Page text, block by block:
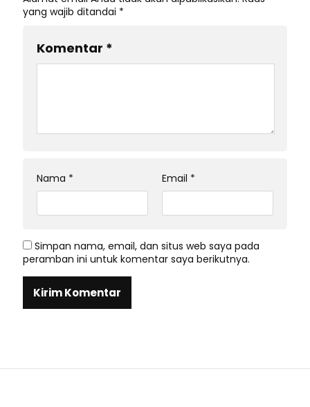
yang wajib ditandai *
Komentar *
Nama * Email *
Simpan nama, email, dan situs web saya pada
peramban ini untuk komentar saya berikutnya.